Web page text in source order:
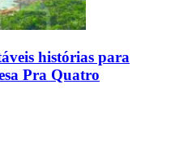
histórias para
Pra Quatro